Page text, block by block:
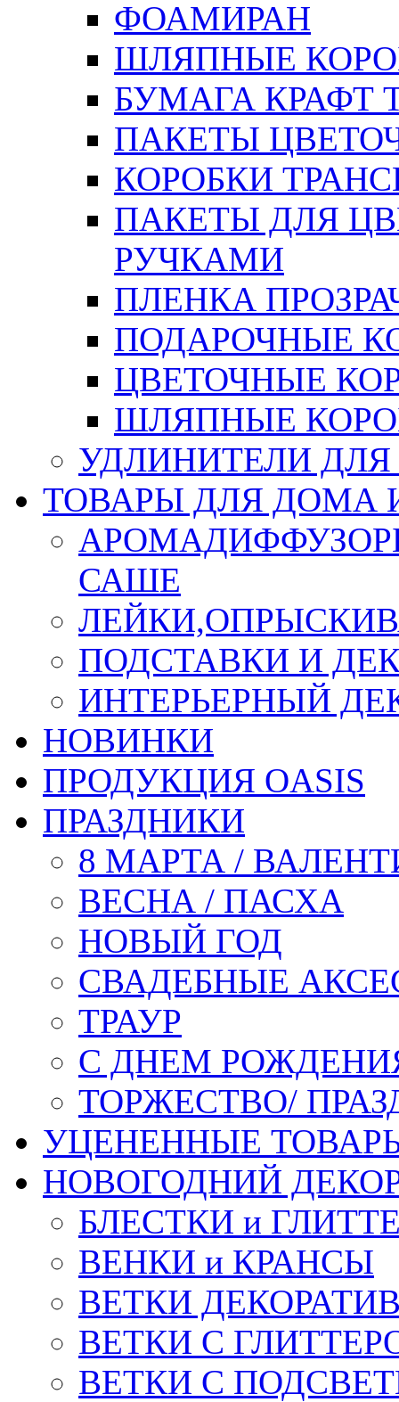
ФОАМИРАН
ШЛЯПНЫЕ
БУМАГА КРАФТ
ПАКЕТЫ
КОРОБКИ
ПАКЕТЫ ДЛЯ
РУЧКАМИ
ПЛЕНКА
ПОДАРОЧНЫЕ
ЦВЕТОЧНЫЕ
ШЛЯПНЫЕ
УДЛИНИТЕЛИ
ТОВАРЫ ДЛЯ ДОМА
САШЕ
ПОДСТАВКИ И
ИНТЕРЬЕРНЫЙ
НОВИНКИ
ПРОДУКЦИЯ OASIS
ПРАЗДНИКИ
8 МАРТА /
ВЕСНА / ПАСХА
НОВЫЙ ГОД
СВАДЕБНЫЕ
ТРАУР
С ДНЕМ
ТОРЖЕСТВО/
УЦЕНЕННЫЕ
НОВОГОДНИЙ
БЛЕСТКИ и
ВЕНКИ и КРАНСЫ
ВЕТКИ
ВЕТКИ С
ВЕТКИ С